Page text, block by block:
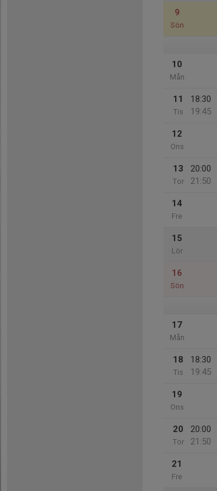
9
Sön
10
Mån
11
Tis
18:30
19:45
12
Ons
13
Tor
20:00
21:50
14
Fre
15
Lör
16
Sön
17
Mån
18
Tis
18:30
19:45
19
Ons
20
Tor
20:00
21:50
21
Fre